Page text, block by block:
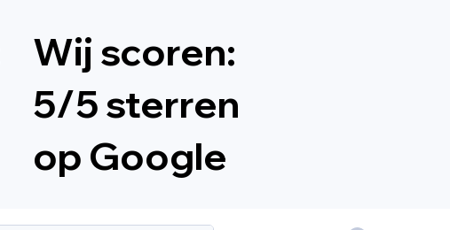
Wij scoren:
5/5 sterren
op Google